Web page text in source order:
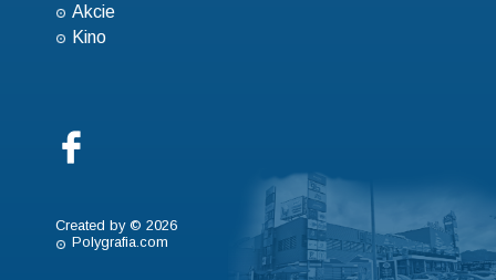
Akcie
Kino
Created by © 2026
Polygrafia.com